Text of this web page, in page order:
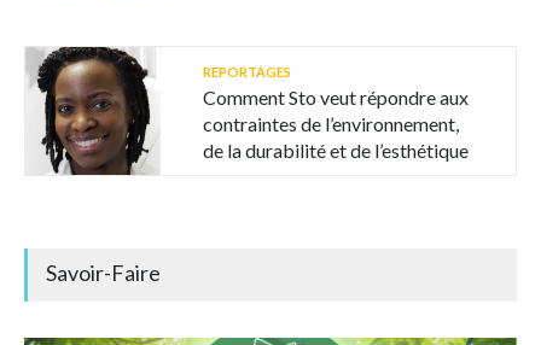
REPORTAGES
Comment Sto veut répondre aux
contraintes de l’environnement,
de la durabilité et de l’esthétique
Savoir-Faire